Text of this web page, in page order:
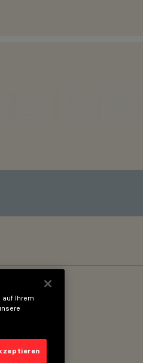
auf Ihrem